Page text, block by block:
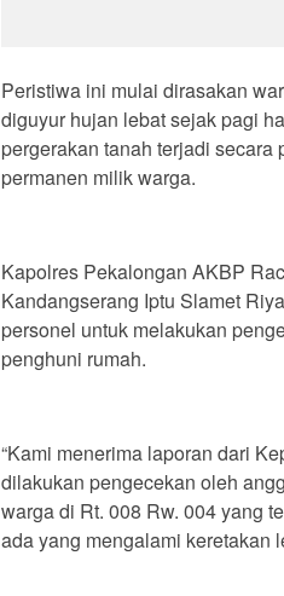
Peristiwa ini mulai dirasakan
diguyur hujan lebat sejak pagi
pergerakan tanah terjadi
permanen milik warga.
Kapolres Pekalongan AKBP
Kandangserang Iptu Slamet
personel untuk melakukan
penghuni rumah.
“Kami menerima laporan dari
dilakukan pengecekan oleh
warga di Rt. 008 Rw. 004 yang
ada yang mengalami keretakan